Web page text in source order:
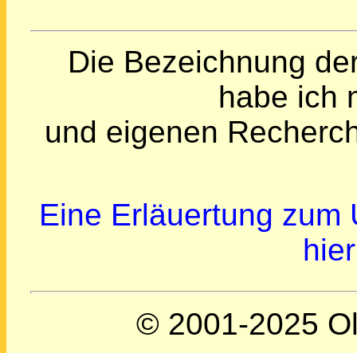
Die Bezeichnung
habe ich
und eigenen
Eine Erläuertung zum
© 2001-2025